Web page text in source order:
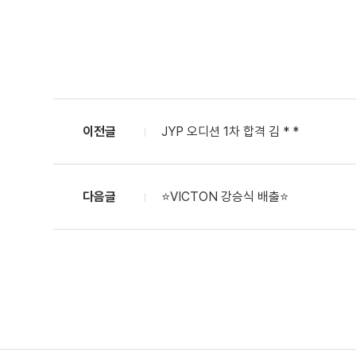
이전글 JYP 오디션 1차 합격 김 * *
다음글 ⭐VICTON 강승식 배출⭐